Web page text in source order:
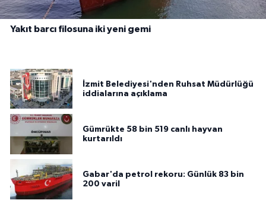
Yakıt barcı filosuna iki yeni gemi
İzmit Belediyesi'nden Ruhsat Müdürlüğü
iddialarına açıklama
Gümrükte 58 bin 519 canlı hayvan
kurtarıldı
Gabar'da petrol rekoru: Günlük 83 bin
200 varil